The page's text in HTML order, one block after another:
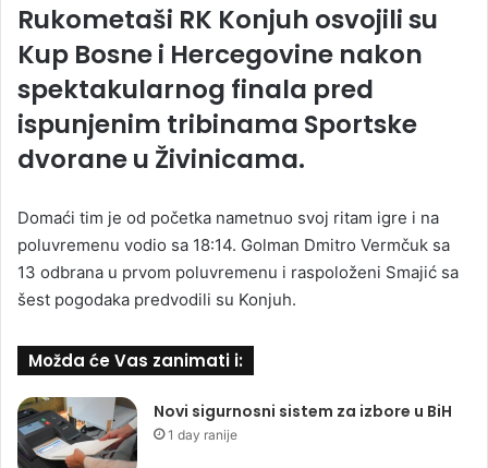
Rukometaši RK Konjuh osvojili su
Kup Bosne i Hercegovine nakon
spektakularnog finala pred
ispunjenim tribinama Sportske
dvorane u Živinicama.
Domaći tim je od početka nametnuo svoj ritam igre i na
poluvremenu vodio sa 18:14. Golman Dmitro Vermčuk sa
13 odbrana u prvom poluvremenu i raspoloženi Smajić sa
šest pogodaka predvodili su Konjuh.
Možda će Vas zanimati i:
Novi sigurnosni sistem za izbore u BiH
1 day ranije